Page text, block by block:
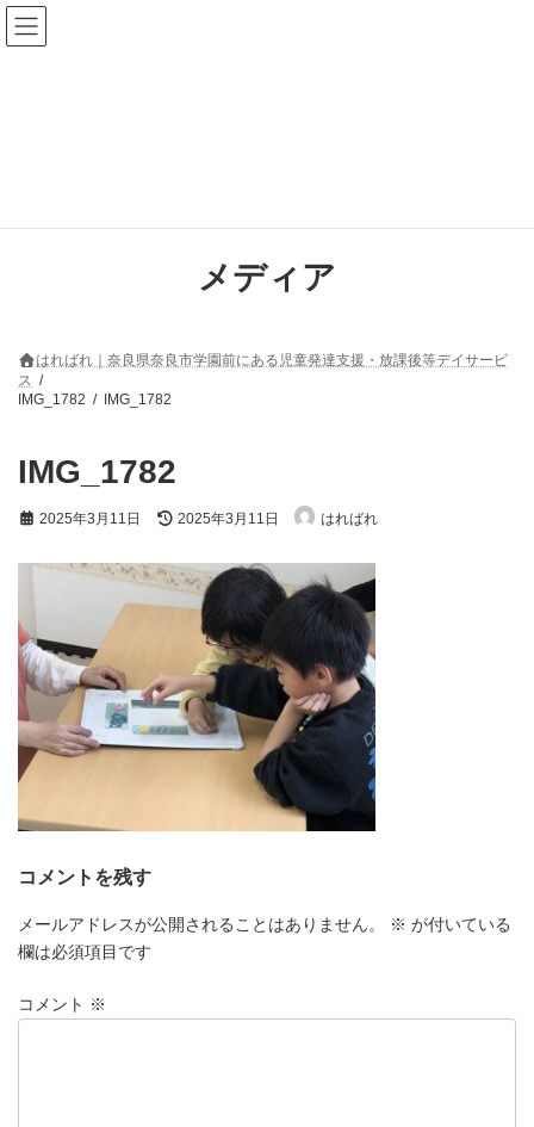
コ
ン
テ
ナ
ビ
ゲ
メディア
はればれ｜奈良県奈良市学園前にある児童発達支援・放課後等デイサービ
ス
IMG_1782
IMG_1782
IMG_1782
2025年3月11日
最
新
日
時
2025年3月11日 はればれ
コメントを残す
メールアドレスが公開されることはありません。 ※ が付いている
欄は必須項目です
コメント ※